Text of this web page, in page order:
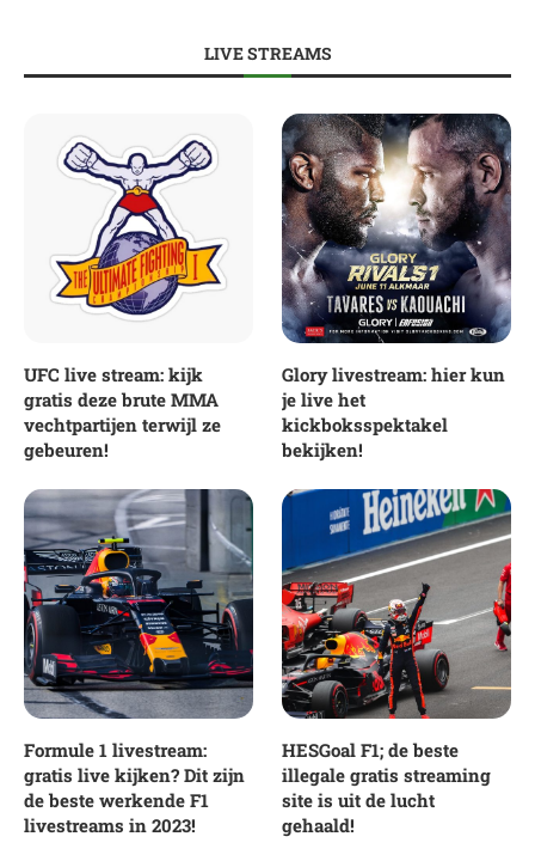
LIVE STREAMS
UFC live stream: kijk
gratis deze brute MMA
vechtpartijen terwijl ze
gebeuren!
Glory livestream: hier kun
je live het
kickboksspektakel
bekijken!
Formule 1 livestream:
gratis live kijken? Dit zijn
de beste werkende F1
livestreams in 2023!
HESGoal F1; de beste
illegale gratis streaming
site is uit de lucht
gehaald!